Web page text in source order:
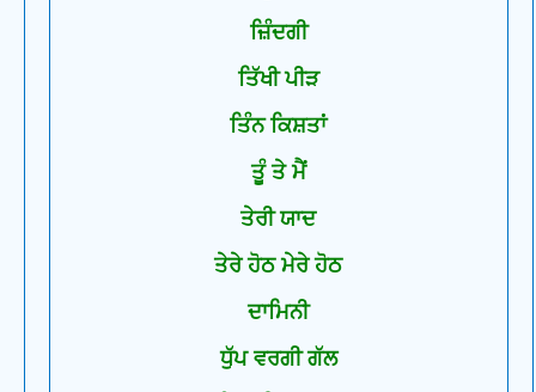
ਜ਼ਿੰਦਗੀ
ਤਿੱਖੀ ਪੀੜ
ਤਿੰਨ ਕਿਸ਼ਤਾਂ
ਤੂੰ ਤੇ ਮੈਂ
ਤੇਰੀ ਯਾਦ
ਤੇਰੇ ਹੋਠ ਮੇਰੇ ਹੋਠ
ਦਾਮਿਨੀ
ਧੁੱਪ ਵਰਗੀ ਗੱਲ